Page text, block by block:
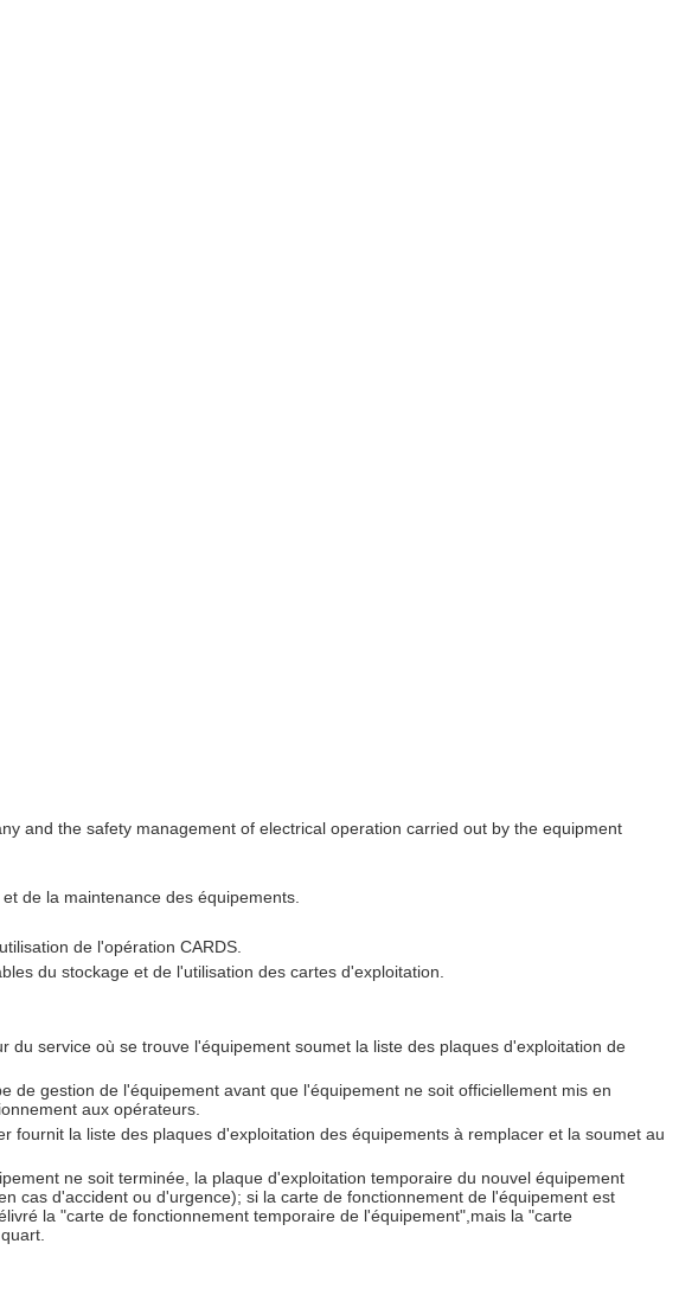
and the safety management of electrical operation carried out by the equipment
de la maintenance des équipements.
de l'opération CARDS.
du stockage et de l'utilisation des cartes d'exploitation.
service où se trouve l'équipement soumet la liste des plaques d'exploitation de
gestion de l'équipement avant que l'équipement ne soit officiellement mis en
aux opérateurs.
la liste des plaques d'exploitation des équipements à remplacer et la soumet au
ne soit terminée, la plaque d'exploitation temporaire du nouvel équipement
cas d'accident ou d'urgence); si la carte de fonctionnement de l'équipement est
la "carte de fonctionnement temporaire de l'équipement",mais la "carte